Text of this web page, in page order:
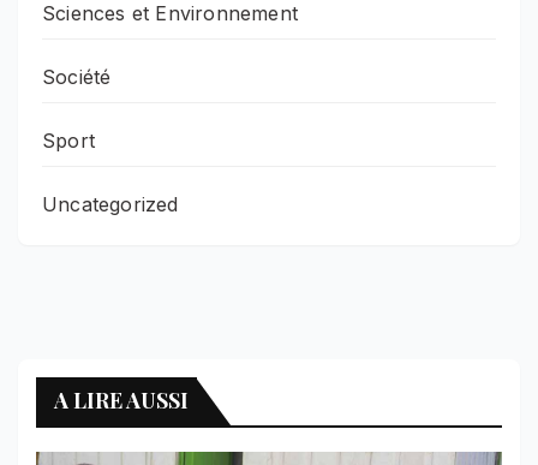
Sciences et Environnement
Société
Sport
Uncategorized
A LIRE AUSSI